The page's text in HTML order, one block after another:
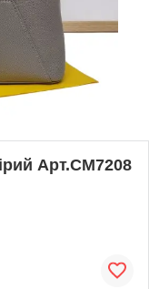
Арт.CM7208